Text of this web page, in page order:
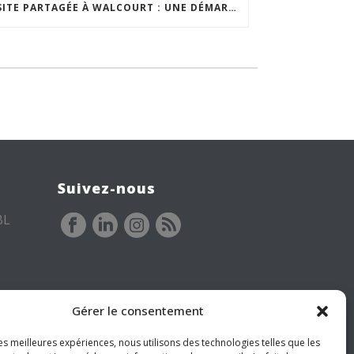
Gérer le consentement
meilleures expériences, nous utilisons des technologies telles que les
VISITE PARTAGÉE À WALCOURT : UNE DÉMARCHE PARTICIPATIVE ANIMÉE PAR ESPACE ENVIRONNEMENT
Suivez-nous